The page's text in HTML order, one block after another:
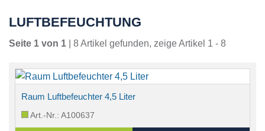
LUFTBEFEUCHTUNG
Seite 1 von 1 | 8 Artikel gefunden, zeige Artikel 1 - 8
Raum Luftbefeuchter 4,5 Liter
Art.-Nr.: A100637